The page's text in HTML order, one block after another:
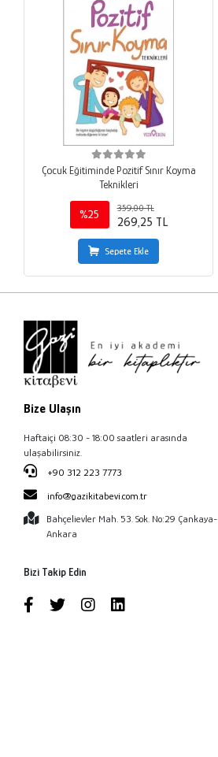
Çocuk Eğitiminde Pozitif Sınır Koyma
Teknikleri
%25
359,00 TL
269,25 TL
Sepete Ekle
Bize Ulaşın
Haftaiçi 08:30 - 18:00 saatleri arasında
ulaşabilirsiniz.
+90 312 223 7773
info@gazikitabevi.com.tr
Bahçelievler Mah. 53. Sok. No:29 Çankaya-
Ankara
Bizi Takip Edin